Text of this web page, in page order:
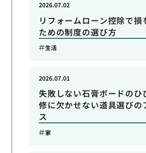
リフォームローン控除で損
ための制度の選び方
2026.07.02
生活
失敗しない石膏ボードのひ
修に欠かせない道具選びの
ス
2026.07.01
家